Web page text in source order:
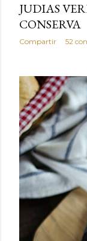
JUDIAS
CONSERVA
Compartir 52